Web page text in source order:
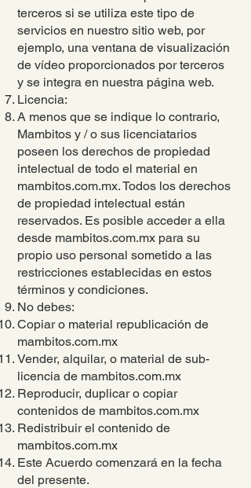
terceros si se utiliza este tipo de
servicios en nuestro sitio web, por
ejemplo, una ventana de visualización
de vídeo proporcionados por terceros
y se integra en nuestra página web.
Licencia:
A menos que se indique lo contrario,
Mambitos y / o sus licenciatarios
poseen los derechos de propiedad
intelectual de todo el material en
mambitos.com.mx. Todos los derechos
de propiedad intelectual están
reservados. Es posible acceder a ella
desde mambitos.com.mx para su
propio uso personal sometido a las
restricciones establecidas en estos
términos y condiciones.
No debes:
Copiar o material republicación de
mambitos.com.mx
Vender, alquilar, o material de sub-
licencia de mambitos.com.mx
Reproducir, duplicar o copiar
contenidos de mambitos.com.mx
Redistribuir el contenido de
mambitos.com.mx
Este Acuerdo comenzará en la fecha
del presente.